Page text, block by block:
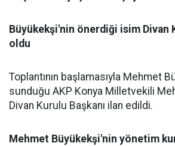
Büyükekşi'nin önerdiği isim Divan
oldu
Toplantının başlamasıyla Mehmet
sunduğu AKP Konya Milletvekili
Divan Kurulu Başkanı ilan edildi.
Mehmet Büyükekşi'nin yönetim